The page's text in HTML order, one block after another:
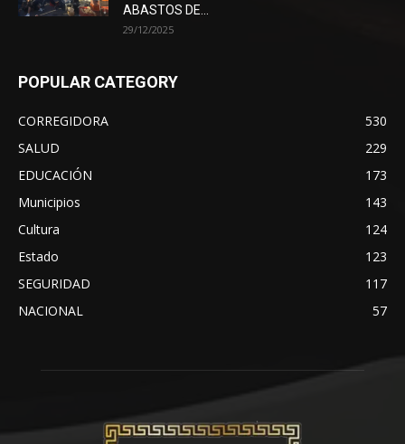
ABASTOS DE...
29/12/2025
POPULAR CATEGORY
CORREGIDORA
530
SALUD
229
EDUCACIÓN
173
Municipios
143
Cultura
124
Estado
123
SEGURIDAD
117
NACIONAL
57